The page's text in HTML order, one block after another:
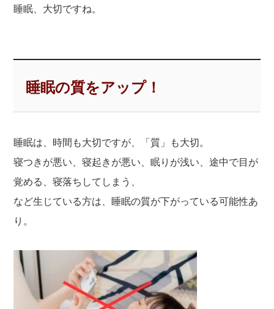
睡眠、大切ですね。
睡眠の質をアップ！
睡眠は、時間も大切ですが、「質」も大切。
寝つきが悪い、寝起きが悪い、眠りが浅い、途中で目が
覚める、寝落ちしてしまう、
など生じている方は、睡眠の質が下がっている可能性あ
り。